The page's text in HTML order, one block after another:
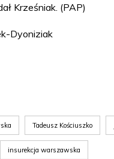
Krześniak. (PAP)
Dyoniziak
Tadeusz Kościuszko
insurekcja warszawska